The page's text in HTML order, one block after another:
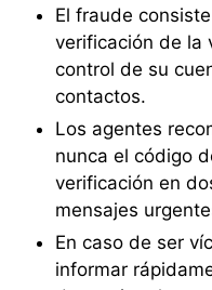
El fraude
verificación de la
control de su
contactos.
Los agentes
nunca el código
verificación en
mensajes
En caso de ser
informar